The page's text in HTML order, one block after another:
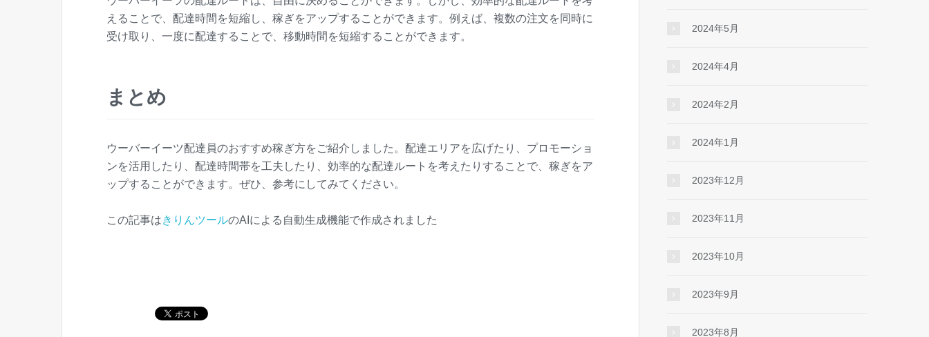
えることで、配達時間を短縮し、稼ぎをアップすることができます。例えば、複数の注文を同時に
受け取り、一度に配達することで、移動時間を短縮することができます。
まとめ
ウーバーイーツ配達員のおすすめ稼ぎ方をご紹介しました。配達エリアを広げたり、プロモーショ
ンを活用したり、配達時間帯を工夫したり、効率的な配達ルートを考えたりすることで、稼ぎをア
ップすることができます。ぜひ、参考にしてみてください。
この記事はきりんツールのAIによる自動生成機能で作成されました
2024年5月
2024年4月
2024年2月
2024年1月
2023年12月
2023年11月
2023年10月
2023年9月
2023年8月